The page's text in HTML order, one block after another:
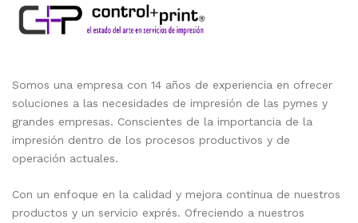
Somos una empresa con 14 años de experiencia en ofrecer
soluciones a las necesidades de impresión de las pymes y
grandes empresas. Conscientes de la importancia de la
impresión dentro de los procesos productivos y de
operación actuales.
Con un enfoque en la calidad y mejora continua de nuestros
productos y un servicio exprés. Ofreciendo a nuestros